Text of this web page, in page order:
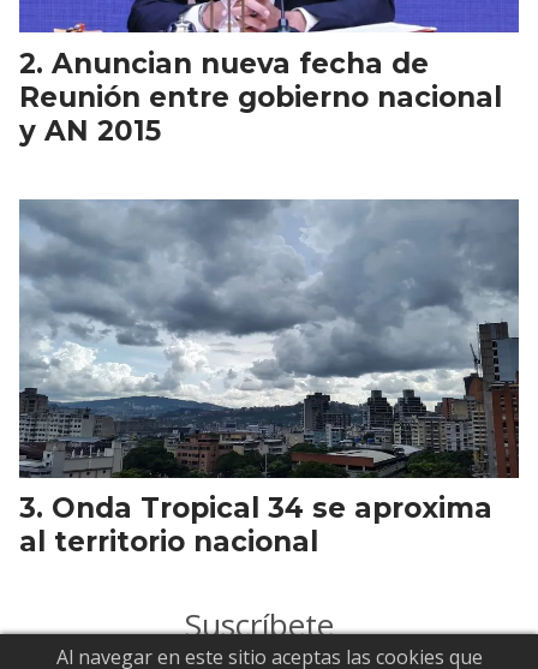
Anuncian nueva fecha de
Reunión entre gobierno nacional
y AN 2015
Onda Tropical 34 se aproxima
al territorio nacional
Suscríbete
Al navegar en este sitio aceptas las cookies que